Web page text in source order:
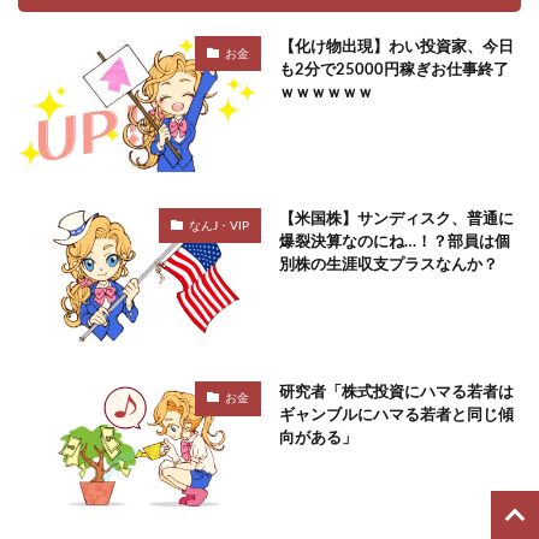
お金
【化け物出現】わい投資家、今日
も2分で25000円稼ぎお仕事終了
ｗｗｗｗｗｗ
なんJ・VIP
【米国株】サンディスク、普通に
爆裂決算なのにね…！？部員は個
別株の生涯収支プラスなんか？
お金
研究者「株式投資にハマる若者は
ギャンブルにハマる若者と同じ傾
向がある」